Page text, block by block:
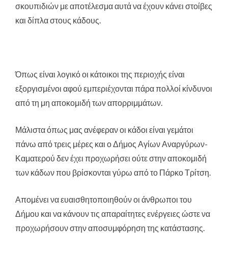
σκουπιδιών με αποτέλεσμα αυτά να έχουν κάνει στοίβες
και δίπλα στους κάδους.
Όπως είναι λογικό οι κάτοικοι της περιοχής είναι
εξοργισμένοι αφού εμπεριέχονται πάρα πολλοί κίνδυνοι
από τη μη αποκομιδή των απορριμμάτων.
Μάλιστα όπως μας ανέφεραν οι κάδοι είναι γεμάτοι
πάνω από τρεις μέρες και ο Δήμος Αγίων Αναργύρων-
Καματερού δεν έχει προχωρήσει ούτε στην αποκομιδή
των κάδων που βρίσκονται γύρω από το Πάρκο Τρίτση.
Απομένει να ευαισθητοποιηθούν οι άνθρωποι του
Δήμου και να κάνουν τις απαραίτητες ενέργειες ώστε να
προχωρήσουν στην αποσυμφόρηση της κατάστασης.